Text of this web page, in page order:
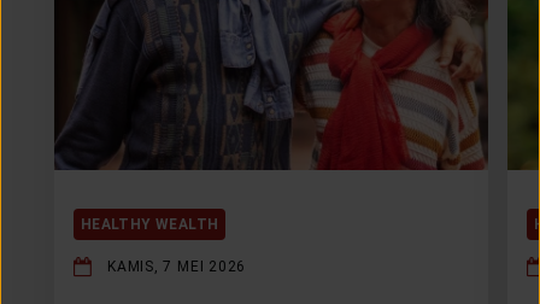
HEALTHY WEALTH
KAMIS, 7 MEI 2026